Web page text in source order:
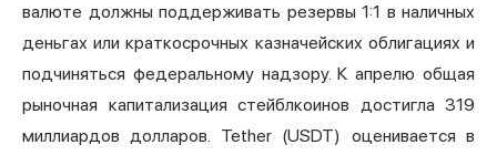
валюте должны поддерживать резервы 1:1 в наличных
деньгах или краткосрочных казначейских облигациях и
подчиняться федеральному надзору. К апрелю общая
рыночная капитализация стейблкоинов достигла 319
миллиардов долларов. Tether (USDT) оценивается в